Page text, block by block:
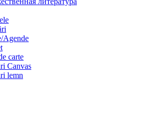
Agende
carte
Canvas
lemn